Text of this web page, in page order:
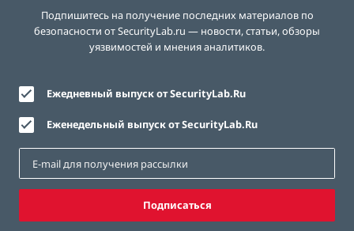
Подпишитесь на получение последних материалов по
безопасности от SecurityLab.ru — новости, статьи, обзоры
уязвимостей и мнения аналитиков.
Ежедневный выпуск от SecurityLab.Ru
Еженедельный выпуск от SecurityLab.Ru
Подписаться